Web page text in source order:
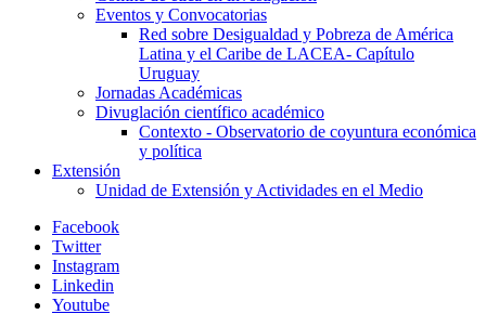
Eventos y Convocatorias
Red sobre Desigualdad y Pobreza de América
Latina y el Caribe de LACEA- Capítulo
Uruguay
Jornadas Académicas
Divuglación científico académico
Contexto - Observatorio de coyuntura económica
y política
Extensión
Unidad de Extensión y Actividades en el Medio
Facebook
Twitter
Instagram
Linkedin
Youtube